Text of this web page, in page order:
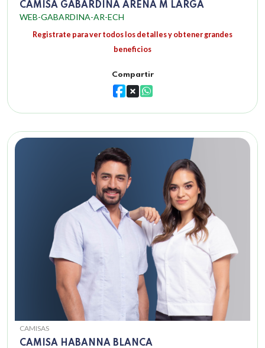
CAMISA GABARDINA ARENA M LARGA
WEB-GABARDINA-AR-ECH
Registrate para ver todos los detalles y obtener grandes
beneficios
Compartir
CAMISAS
CAMISA HABANNA BLANCA